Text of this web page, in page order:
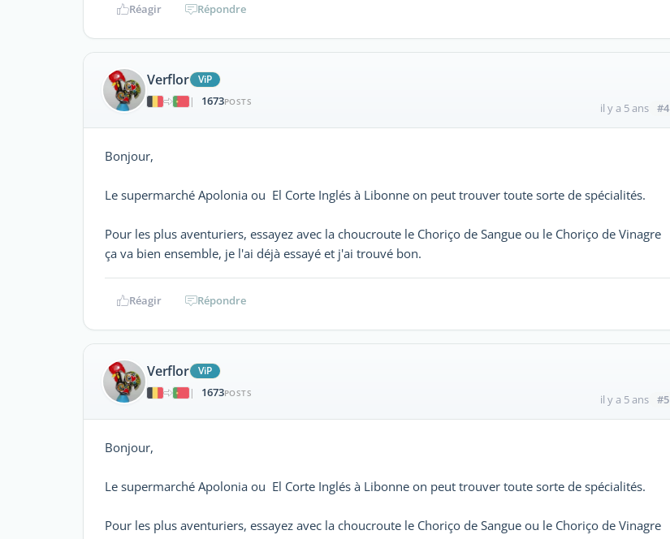
Réagir Répondre
Verflor
ViP
|
1673POSTS il y a 5 ans #4
Bonjour,
Le supermarché Apolonia ou El Corte Inglés à Libonne on peut trouver toute sorte de spécialités.
Pour les plus aventuriers, essayez avec la choucroute le Choriço de Sangue ou le Choriço de Vinagre
ça va bien ensemble, je l'ai déjà essayé et j'ai trouvé bon.
Réagir Répondre
Verflor
ViP
|
1673POSTS il y a 5 ans #5
Bonjour,
Le supermarché Apolonia ou El Corte Inglés à Libonne on peut trouver toute sorte de spécialités.
Pour les plus aventuriers, essayez avec la choucroute le Choriço de Sangue ou le Choriço de Vinagre